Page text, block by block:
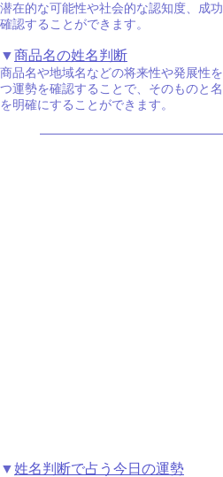
潜在的な可能性や社会的な認知度、成
確認することができます。
▼商品名の姓名判断
商品名や地域名などの将来性や発展性
つ運勢を確認することで、そのものと
を明確にすることができます。
▼姓名判断で占う今日の運勢